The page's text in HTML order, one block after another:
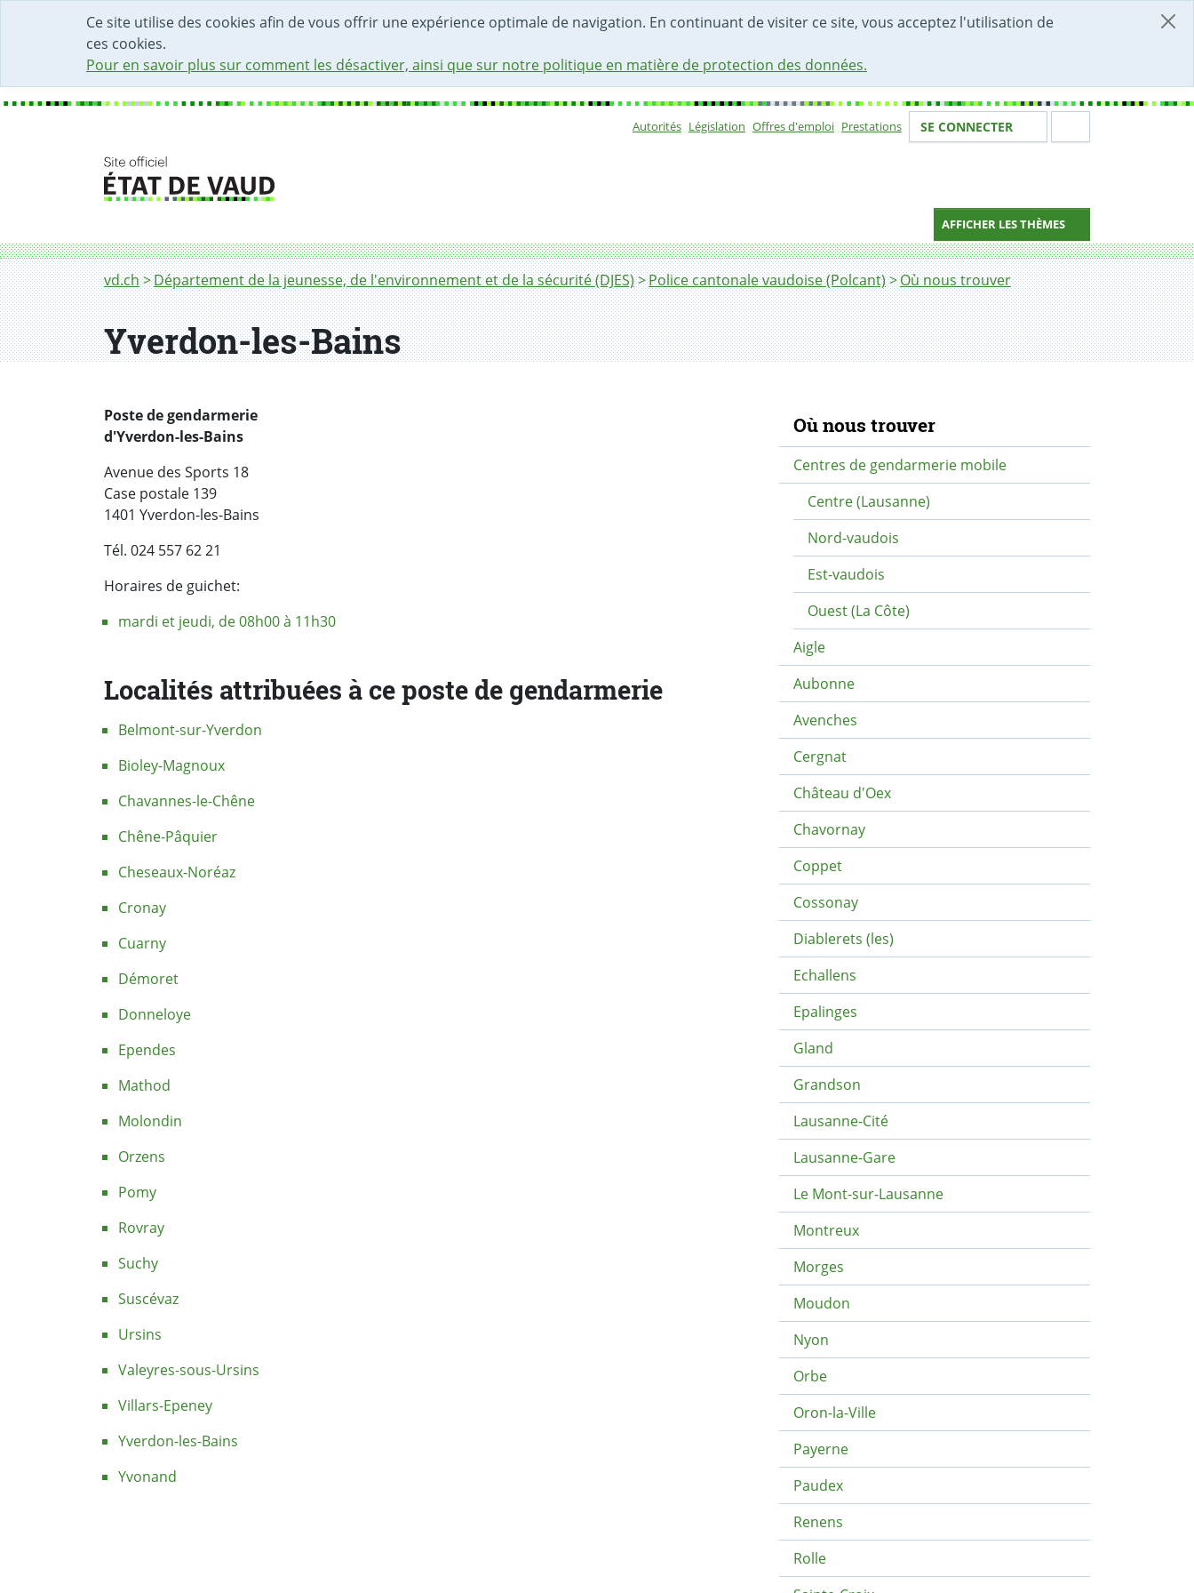
Ce site utilise des cookies afin de vous offrir une expérience optimale de navigation. En continuant de visiter ce site, vous acceptez l'utilisation de
ces cookies.
Pour en savoir plus sur comment les désactiver, ainsi que sur notre politique en matière de protection des données.
DÉBUT DU CONTENU DE LA PAGE
ACCÈS AU CHAMP DE RECHERCHE
PAGE D'ACCUEIL
FORMULAIRE DE CONTACT
Autorités Législation Offres d'emploi Prestations Votre identité
SE CONNECTER
AFFICHER LES THÈMES
Fil d'Ariane
vd.ch Département de la jeunesse, de l'environnement et de la sécurité (DJES) Police cantonale vaudoise (Polcant) Où nous trouver
Yverdon-les-Bains
Yverdon-les-Bains
Poste de gendarmerie
d'Yverdon-les-Bains
Avenue des Sports 18
Case postale 139
1401 Yverdon-les-Bains
Tél. 024 557 62 21
Horaires de guichet:
mardi et jeudi, de 08h00 à 11h30
Localités attribuées à ce poste de gendarmerie
Belmont-sur-Yverdon
Bioley-Magnoux
Chavannes-le-Chêne
Chêne-Pâquier
Cheseaux-Noréaz
Cronay
Cuarny
Démoret
Donneloye
Ependes
Mathod
Molondin
Orzens
Pomy
Rovray
Suchy
Suscévaz
Ursins
Valeyres-sous-Ursins
Villars-Epeney
Yverdon-les-Bains
Yvonand
Navigation secondaire
Où nous trouver
Centres de gendarmerie mobile
Centre (Lausanne)
Nord-vaudois
Est-vaudois
Ouest (La Côte)
Aigle
Aubonne
Avenches
Cergnat
Château d'Oex
Chavornay
Coppet
Cossonay
Diablerets (les)
Echallens
Epalinges
Gland
Grandson
Lausanne-Cité
Lausanne-Gare
Le Mont-sur-Lausanne
Montreux
Morges
Moudon
Nyon
Orbe
Oron-la-Ville
Payerne
Paudex
Renens
Rolle